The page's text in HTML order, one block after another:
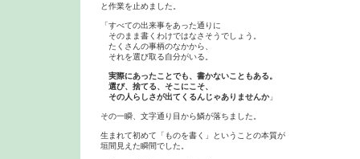
と作業を止めました。
「すべての出来事をあった通りに
そのまま書くわけではなさそうでしょう。
たくさんの事柄のなかから、
それを選び取る自分がいる。
実際にあったことでも、書かないこともある。
選び、捨てる、そこにこそ、
その人らしさが出てくるんじゃありませんか 」
その一瞬、文字通り目から鱗が落ちました。
生まれて初めて「ものを書く」ということの本質が
垣間見えた瞬間でした。